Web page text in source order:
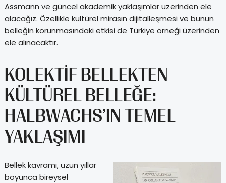
Assmann ve güncel akademik yaklaşımlar üzerinden ele
alacağız. Özellikle kültürel mirasın dijitalleşmesi ve bunun
belleğin korunmasındaki etkisi de Türkiye örneği üzerinden
ele alınacaktır.
KOLEKTIF BELLEKTEN
KÜLTÜREL BELLEĞE:
HALBWACHS’IN TEMEL
YAKLAŞIMI
Bellek kavramı, uzun yıllar
boyunca bireysel